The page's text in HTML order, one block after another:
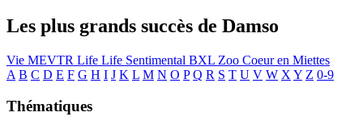
Les plus grands succès de Damso
Vie MEVTR Life Life Sentimental BXL Zoo Coeur en Miettes
A B C D E F G H I J K L M N O P Q R S T U V W X Y Z 0-9
Thématiques